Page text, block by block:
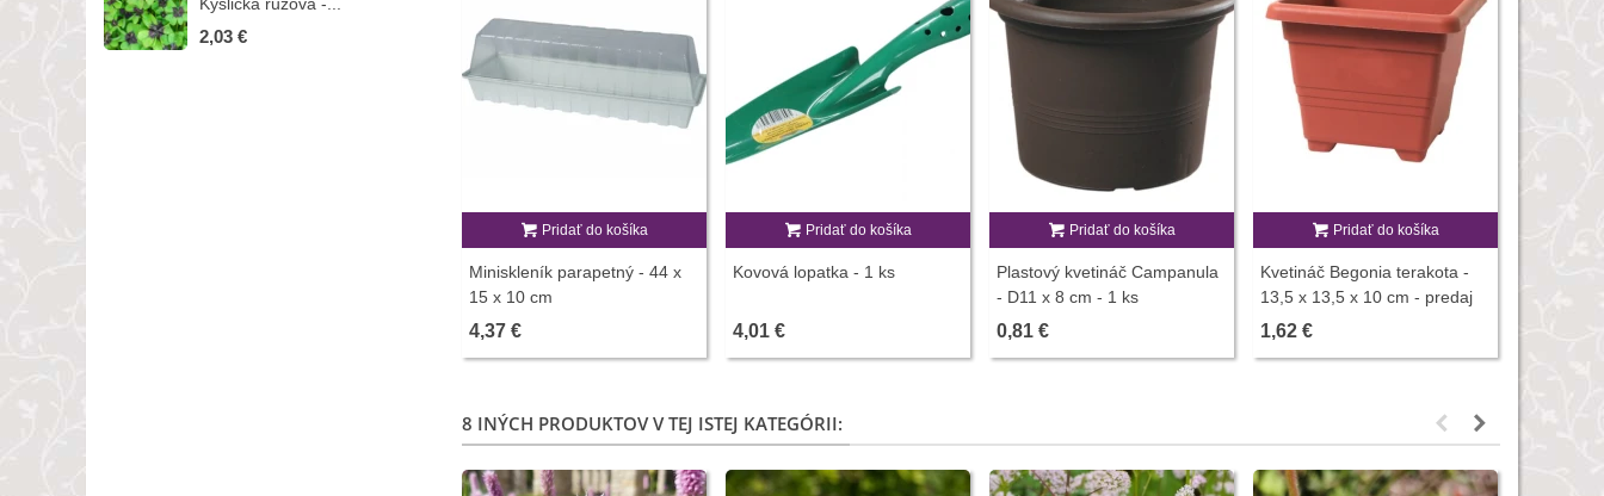
2,03 € 1,82 €
Pridať do košíka
Miniskleník parapetný - 44 x
15 x 10 cm
4,37 €
Pridať do košíka
Kovová lopatka - 1 ks
4,01 €
Pridať do košíka
Plastový kvetináč Campanula
- D11 x 8 cm - 1 ks
0,81 €
Pridať do košíka
Kvetináč Begonia terakota -
13,5 x 13,5 x 10 cm - predaj
kvetináčov - 1 ks
1,62 €
8 INÝCH PRODUKTOV V TEJ ISTEJ KATEGÓRII: